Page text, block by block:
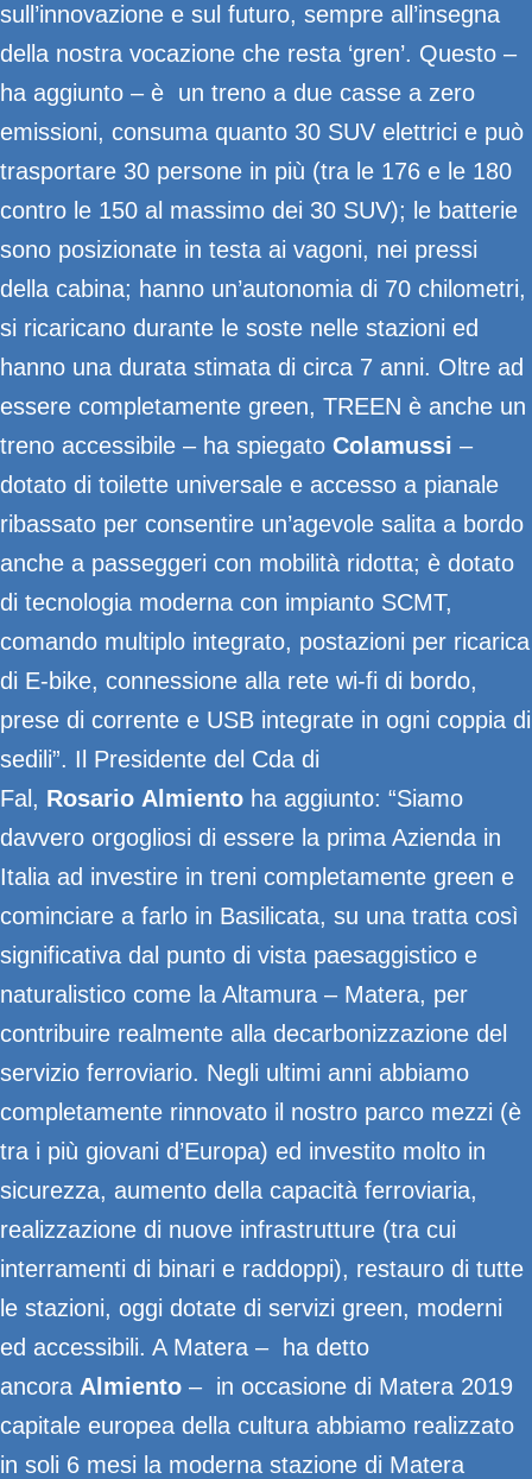
sull’innovazione e sul futuro, sempre all’insegna
della nostra vocazione che resta ‘gren’. Questo –
ha aggiunto – è un treno a due casse a zero
emissioni, consuma quanto 30 SUV elettrici e può
trasportare 30 persone in più (tra le 176 e le 180
contro le 150 al massimo dei 30 SUV); le batterie
sono posizionate in testa ai vagoni, nei pressi
della cabina; hanno un’autonomia di 70 chilometri,
si ricaricano durante le soste nelle stazioni ed
hanno una durata stimata di circa 7 anni. Oltre ad
essere completamente green, TREEN è anche un
treno accessibile – ha spiegato Colamussi –
dotato di toilette universale e accesso a pianale
ribassato per consentire un’agevole salita a bordo
anche a passeggeri con mobilità ridotta; è dotato
di tecnologia moderna con impianto SCMT,
comando multiplo integrato, postazioni per ricarica
di E-bike, connessione alla rete wi-fi di bordo,
prese di corrente e USB integrate in ogni coppia di
sedili”. Il Presidente del Cda di
Fal, Rosario Almiento ha aggiunto: “Siamo
davvero orgogliosi di essere la prima Azienda in
Italia ad investire in treni completamente green e
cominciare a farlo in Basilicata, su una tratta così
significativa dal punto di vista paesaggistico e
naturalistico come la Altamura – Matera, per
contribuire realmente alla decarbonizzazione del
servizio ferroviario. Negli ultimi anni abbiamo
completamente rinnovato il nostro parco mezzi (è
tra i più giovani d’Europa) ed investito molto in
sicurezza, aumento della capacità ferroviaria,
realizzazione di nuove infrastrutture (tra cui
interramenti di binari e raddoppi), restauro di tutte
le stazioni, oggi dotate di servizi green, moderni
ed accessibili. A Matera – ha detto
ancora Almiento – in occasione di Matera 2019
capitale europea della cultura abbiamo realizzato
in soli 6 mesi la moderna stazione di Matera